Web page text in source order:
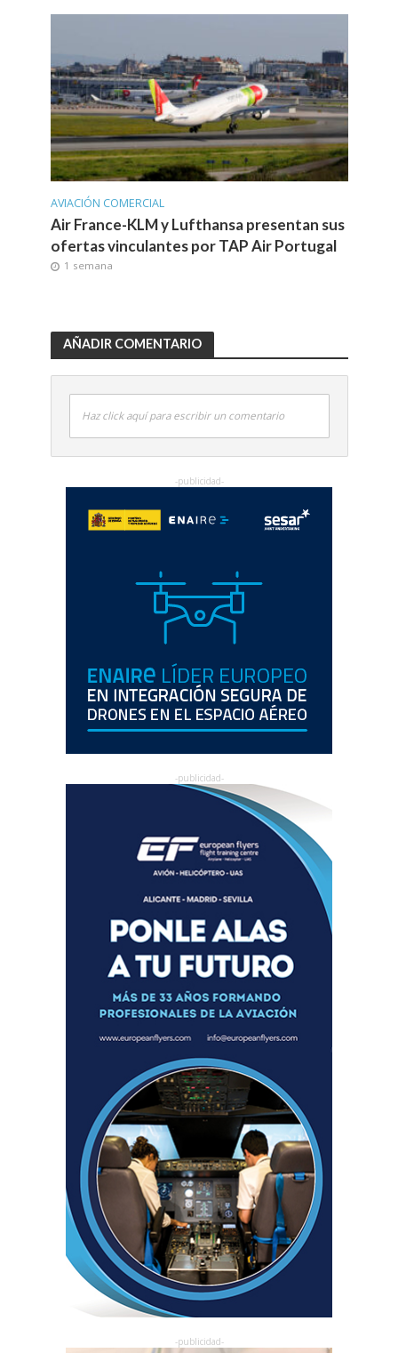
AVIACIÓN COMERCIAL
Air France-KLM y Lufthansa presentan sus
ofertas vinculantes por TAP Air Portugal
1 semana
AÑADIR COMENTARIO
Haz click aquí para escribir un comentario